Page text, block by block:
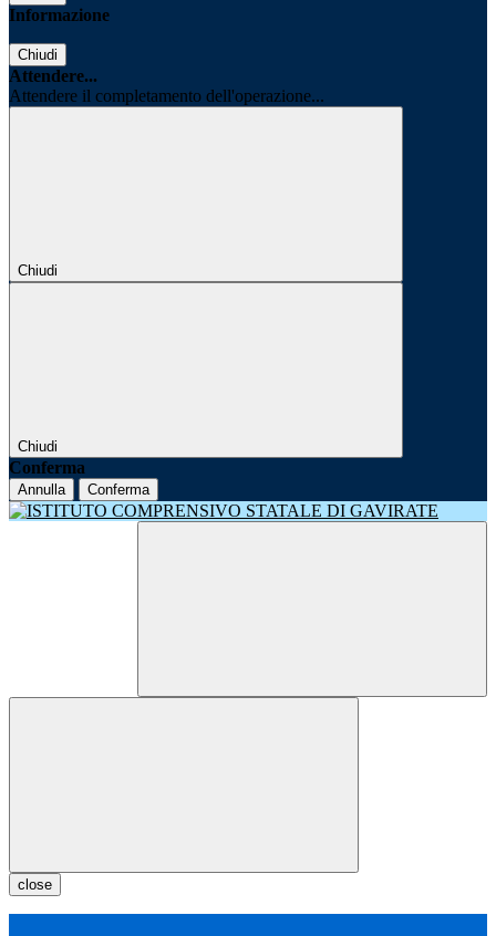
Informazione
Chiudi
Attendere...
Attendere il completamento dell'operazione...
Chiudi
Chiudi
Conferma
Annulla Conferma
close